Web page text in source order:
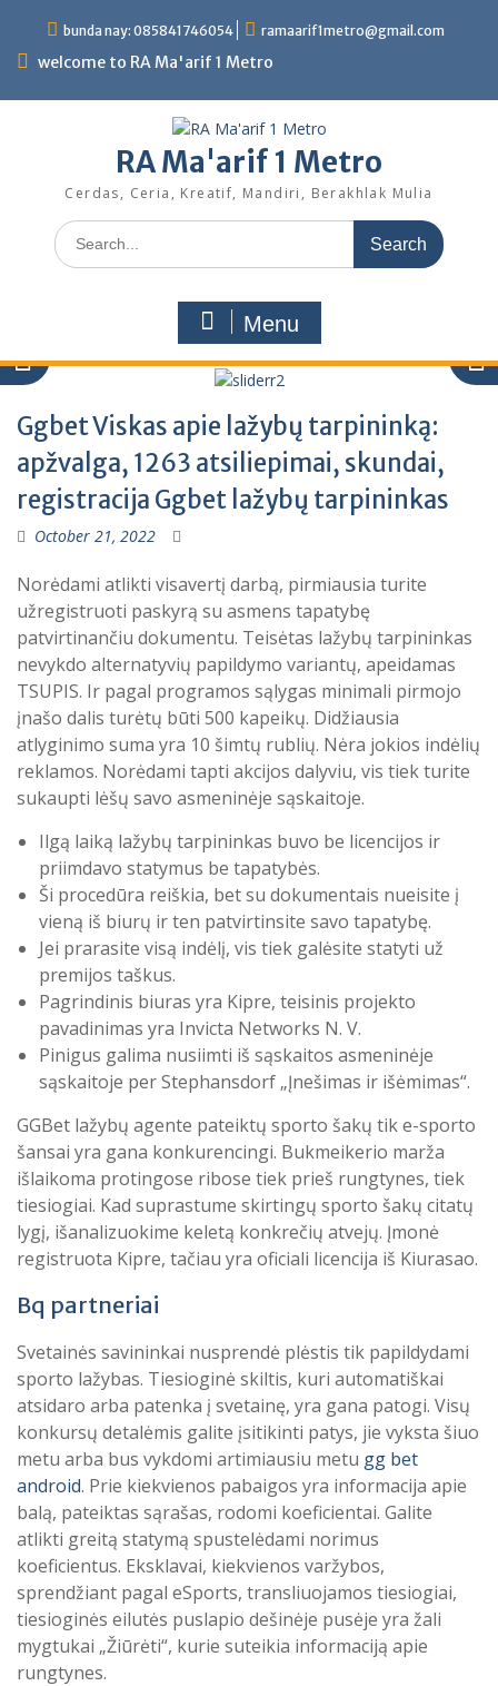
content
bunda nay: 085841746054 ramaarif1metro@gmail.com
welcome to RA Ma'arif 1 Metro
RA Ma'arif 1 Metro
Cerdas, Ceria, Kreatif, Mandiri, Berakhlak Mulia
Search
for:
Menu
Ggbet Viskas apie lažybų tarpininką:
apžvalga, 1263 atsiliepimai, skundai,
registracija Ggbet lažybų tarpininkas
October 21, 2022
Norėdami atlikti visavertį darbą, pirmiausia turite
užregistruoti paskyrą su asmens tapatybę
patvirtinančiu dokumentu. Teisėtas lažybų tarpininkas
nevykdo alternatyvių papildymo variantų, apeidamas
TSUPIS. Ir pagal programos sąlygas minimali pirmojo
įnašo dalis turėtų būti 500 kapeikų. Didžiausia
atlyginimo suma yra 10 šimtų rublių. Nėra jokios indėlių
reklamos. Norėdami tapti akcijos dalyviu, vis tiek turite
sukaupti lėšų savo asmeninėje sąskaitoje.
Ilgą laiką lažybų tarpininkas buvo be licencijos ir
priimdavo statymus be tapatybės.
Ši procedūra reiškia, bet su dokumentais nueisite į
vieną iš biurų ir ten patvirtinsite savo tapatybę.
Jei prarasite visą indėlį, vis tiek galėsite statyti už
premijos taškus.
Pagrindinis biuras yra Kipre, teisinis projekto
pavadinimas yra Invicta Networks N. V.
Pinigus galima nusiimti iš sąskaitos asmeninėje
sąskaitoje per Stephansdorf „Įnešimas ir išėmimas“.
GGBet lažybų agente pateiktų sporto šakų tik e-sporto
šansai yra gana konkurencingi. Bukmeikerio marža
išlaikoma protingose ​​ribose tiek prieš rungtynes, tiek
tiesiogiai. Kad suprastume skirtingų sporto šakų citatų
lygį, išanalizuokime keletą konkrečių atvejų. Įmonė
registruota Kipre, tačiau yra oficiali licencija iš Kiurasao.
Bq partneriai
Svetainės savininkai nusprendė plėstis tik papildydami
sporto lažybas. Tiesioginė skiltis, kuri automatiškai
atsidaro arba patenka į svetainę, yra gana patogi. Visų
konkursų detalėmis galite įsitikinti patys, jie vyksta šiuo
metu arba bus vykdomi artimiausiu metu gg bet
android. Prie kiekvienos pabaigos yra informacija apie
balą, pateiktas sąrašas, rodomi koeficientai. Galite
atlikti greitą statymą spustelėdami norimus
koeficientus. Eksklavai, kiekvienos varžybos,
sprendžiant pagal eSports, transliuojamos tiesiogiai,
tiesioginės eilutės puslapio dešinėje pusėje yra žali
mygtukai „Žiūrėti“, kurie suteikia informaciją apie
rungtynes.